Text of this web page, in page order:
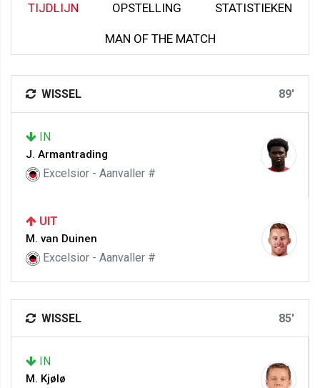
TIJDLIJN OPSTELLING STATISTIEKEN
MAN OF THE MATCH
WISSEL 89'
IN
J. Armantrading
Excelsior - Aanvaller #
UIT
M. van Duinen
Excelsior - Aanvaller #
WISSEL 85'
IN
M. Kjølø